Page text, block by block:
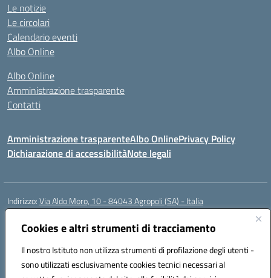
Cookies e altri strumenti di tracciamento
Il nostro Istituto non utilizza strumenti di profilazione degli utenti -
sono utilizzati esclusivamente cookies tecnici necessari al
Le notizie
Le circolari
Calendario eventi
Albo Online
Albo Online
Amministrazione trasparente
Contatti
Amministrazione trasparenteAlbo OnlinePrivacy Policy
Dichiarazione di accessibilitàNote legali
Indirizzo:Via Aldo Moro, 10 - 84043 Agropoli (SA) - Italia
Centralino:
Posta elettronica certificata (PEC):saic8at00d@pec.istruzione.it
Codice fiscale: 90009620650
Codice meccanografico:SAIC8AT00D
Codice Indice delle Pubbliche Amministrazioni (IPA): istsc_saic8at00d